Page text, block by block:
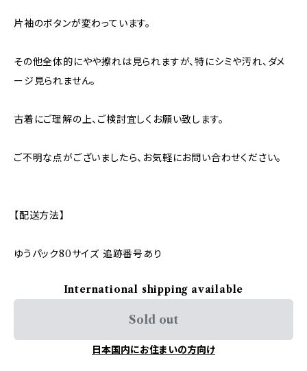
片袖のボタンが変わっています。
その他全体的にやや擦れは見られますが、特にシミや汚れ、ダメ
ージ見られません。
古着にご理解の上、ご検討宜しくお願い致します。
ご不明な点がございましたら、お気軽にお問い合わせください。
【配送方法】
ゆうパック80サイズ 追跡番号あり
International shipping available
Sold out
日本国内にお住まいの方向け